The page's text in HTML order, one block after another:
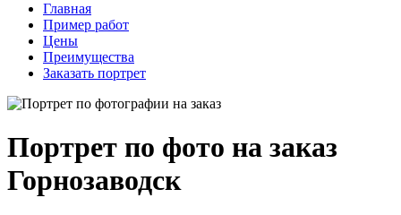
Главная
Пример работ
Цены
Преимущества
Заказать портрет
Портрет по фото на заказ
Горнозаводск